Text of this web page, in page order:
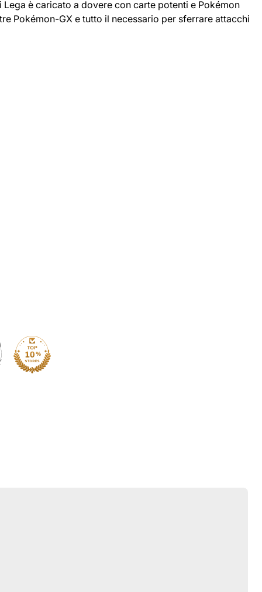
è caricato a dovere con carte potenti e Pokémon
Pokémon-GX e tutto il necessario per sferrare attacchi